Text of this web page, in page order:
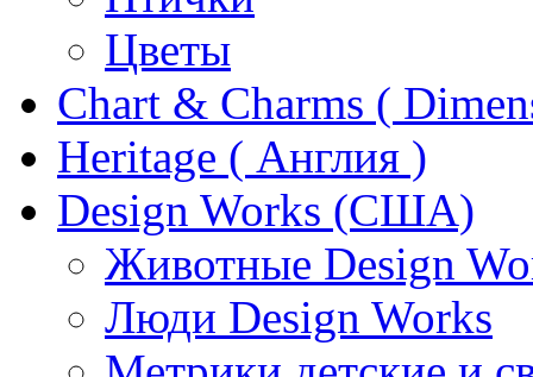
Цветы
Chart & Charms (
Heritage ( Англия )
Design Works (США)
Животные Design
Люди Design Works